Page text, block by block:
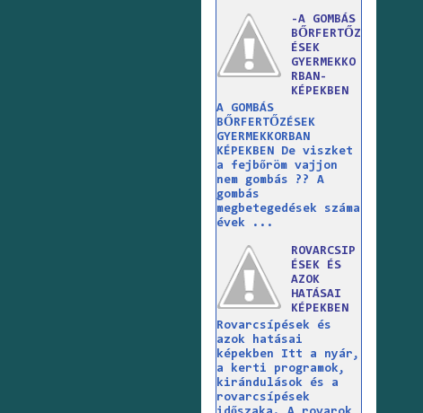
-A GOMBÁS
BŐRFERTŐZ
ÉSEK
GYERMEKKO
RBAN-
KÉPEKBEN
A GOMBÁS
BŐRFERTŐZÉSEK
GYERMEKKORBAN
KÉPEKBEN De viszket
a fejbőröm vajjon
nem gombás ?? A
gombás
megbetegedések száma
évek ...
ROVARCSIP
ÉSEK ÉS
AZOK
HATÁSAI
KÉPEKBEN
Rovarcsípések és
azok hatásai
képekben Itt a nyár,
a kerti programok,
kirándulások és a
rovarcsípések